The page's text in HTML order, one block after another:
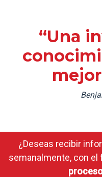
“Una
¿Deseas recibir
semanalmente, con el